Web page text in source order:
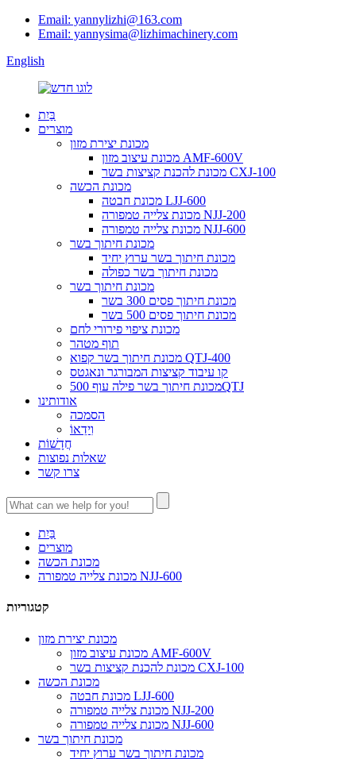
Email: yannylizhi@163.com
Email: yannysima@lizhimachinery.com
English
בַּיִת
מוצרים
מכונת יצירת מזון
מכונת עיצוב מזון AMF-600V
מכונת להכנת קציצות בשר CXJ-100
מכונת הכשה
מכונת חבטה LJJ-600
מכונת צלייה טמפורה NJJ-200
מכונת צלייה טמפורה NJJ-600
מכונת חיתוך בשר
מכונת חיתוך בשר ערוץ יחיד
מכונת חיתוך בשר כפולה
מכונת חיתוך בשר
מכונת חיתוך פסים 300 בשר
מכונת חיתוך פסים 500 בשר
מכונת ציפוי פירורי לחם
תוף מטהר
מכונת חיתוך בשר קפוא QTJ-400
קו עיבוד קציצות המבורגר ונאגטס
מכונת חיתוך בשר פילה עוף 500QTJ
אודותינו
הסמכה
וִידֵאוֹ
חֲדָשׁוֹת
שאלות נפוצות
צרו קשר
בַּיִת
מוצרים
מכונת הכשה
מכונת צלייה טמפורה NJJ-600
קטגוריות
מכונת יצירת מזון
מכונת עיצוב מזון AMF-600V
מכונת להכנת קציצות בשר CXJ-100
מכונת הכשה
מכונת חבטה LJJ-600
מכונת צלייה טמפורה NJJ-200
מכונת צלייה טמפורה NJJ-600
מכונת חיתוך בשר
מכונת חיתוך בשר ערוץ יחיד